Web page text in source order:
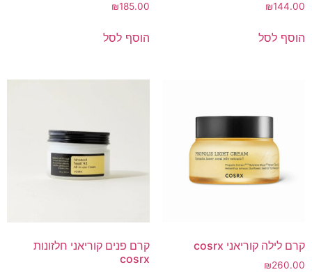
₪144.00
הוסף לסל
₪185.00
הוסף לסל
קרם לילה קוריאני cosrx
₪260.00
קרם פנים קוריאני חלזונות
cosrx